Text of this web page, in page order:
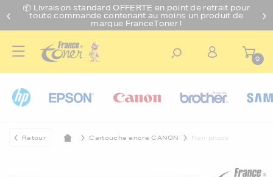
📦 Livraison standard OFFERTE en point de retrait pour
toute commande contenant au moins un produit de
marque FranceToner !
0
Retour Cartouche encre CANON Noir photo